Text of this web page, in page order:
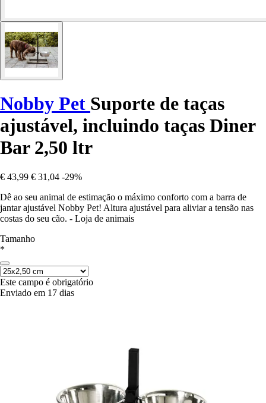
Nobby Pet Suporte de taças
ajustável, incluindo taças Diner
Bar 2,50 ltr
€ 43,99 € 31,04 -29%
Dê ao seu animal de estimação o máximo conforto com a barra de
jantar ajustável Nobby Pet! Altura ajustável para aliviar a tensão nas
costas do seu cão. - Loja de animais
Tamanho
*
Este campo é obrigatório
Enviado em 17 dias